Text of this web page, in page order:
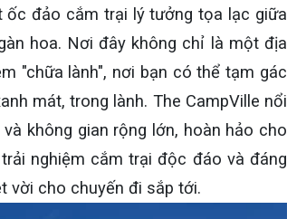
ốc đảo cắm trại lý tưởng tọa lạc giữa
hoa. Nơi đây không chỉ là một địa
"chữa lành", nơi bạn có thể tạm gác
mát, trong lành. The CampVille nổi
không gian rộng lớn, hoàn hảo cho
nghiệm cắm trại độc đáo và đáng
vời cho chuyến đi sắp tới.